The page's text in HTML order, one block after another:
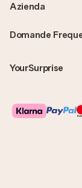
Domande
YourSurprise
Azienda